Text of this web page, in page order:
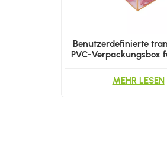
Benutzerdefinierte
PVC-Verpackungsbox
MEHR LESEN